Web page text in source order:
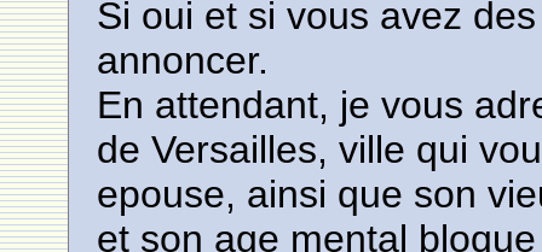
Si oui et si vous avez
annoncer.
En attendant, je vous
de Versailles, ville qui
epouse, ainsi que son
et son age mental